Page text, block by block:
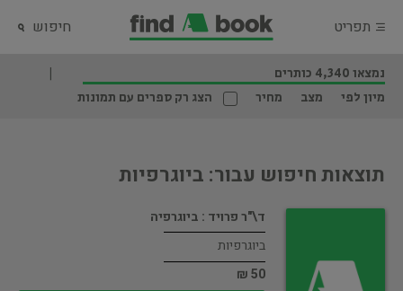
תפריט חיפוש
נמצאו 4,340 כותרים
מיון לפי
מצב מחיר הצג רק ספרים עם תמונות
תוצאות חיפוש עבור: ביוגרפיות
ד\"ר פרויד : ביוגרפיה
ביוגרפיות
50 ₪